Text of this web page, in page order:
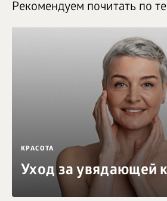
Рекомендуем почитать по
КРАСОТА
Уход за увядающей